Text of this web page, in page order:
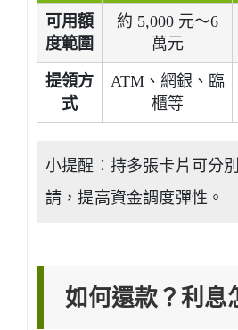
可用額
度範圍
約 5,000 元～6
萬元
提領方
式
ATM、網銀、臨
櫃等
小提醒：持多張卡片可分
請，提高資金調度彈性。
如何還款？利息